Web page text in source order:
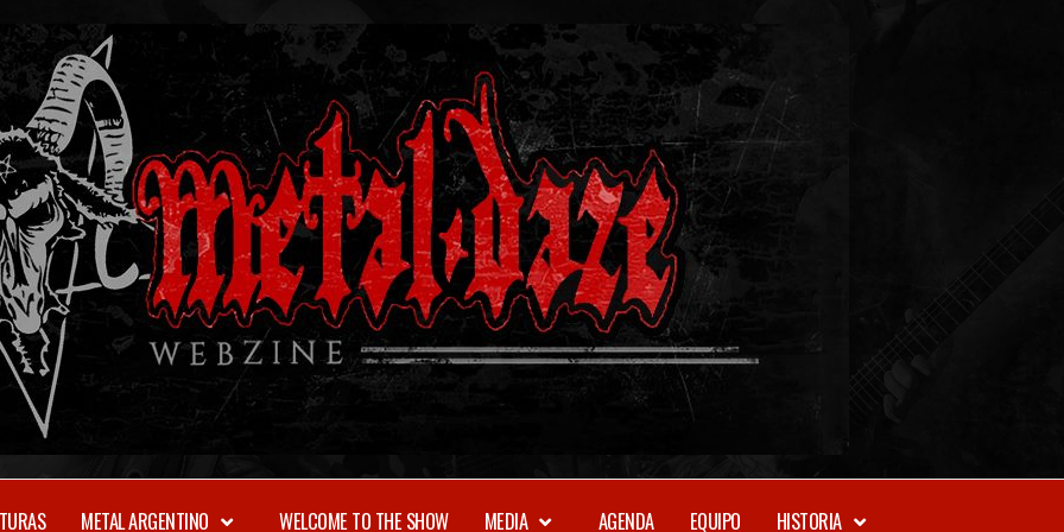
WEBZINE
METAL ARGENTINO WELCOME TO THE SHOW MEDIA AGENDA EQUIPO HISTORIA